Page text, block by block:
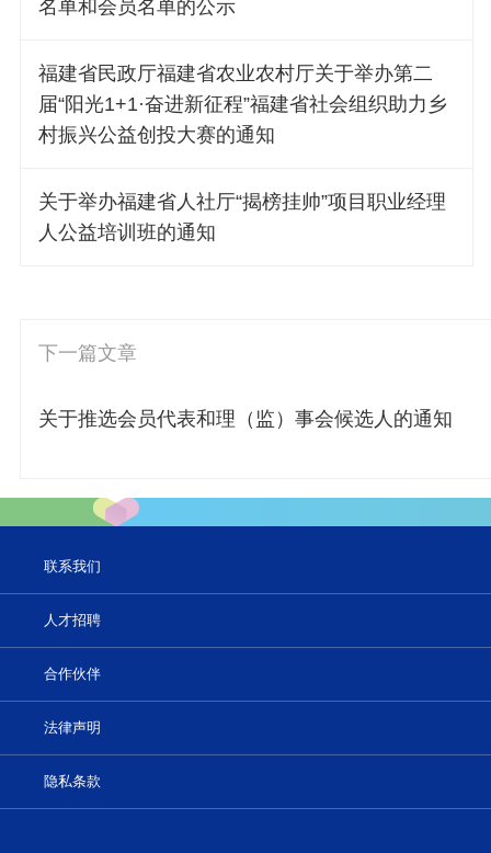
名单和会员名单的公示
福建省民政厅福建省农业农村厅关于举办第二
届“阳光1+1·奋进新征程”福建省社会组织助力乡
村振兴公益创投大赛的通知
关于举办福建省人社厅“揭榜挂帅”项目职业经理
人公益培训班的通知
下一篇文章
关于推选会员代表和理（监）事会候选人的通知
联系我们
人才招聘
合作伙伴
法律声明
隐私条款